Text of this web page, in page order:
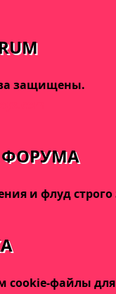
защищены.
ФОРУМА
и флуд
cookie-файлы